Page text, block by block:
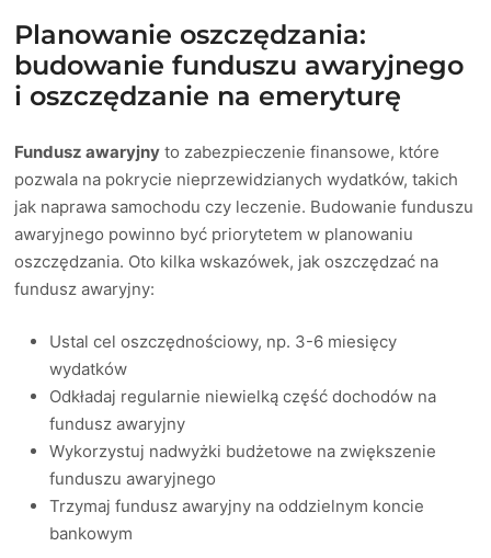
Planowanie oszczędzania:
budowanie funduszu awaryjnego
i oszczędzanie na emeryturę
Fundusz awaryjny to zabezpieczenie finansowe, które
pozwala na pokrycie nieprzewidzianych wydatków, takich
jak naprawa samochodu czy leczenie. Budowanie funduszu
awaryjnego powinno być priorytetem w planowaniu
oszczędzania. Oto kilka wskazówek, jak oszczędzać na
fundusz awaryjny:
Ustal cel oszczędnościowy, np. 3-6 miesięcy
wydatków
Odkładaj regularnie niewielką część dochodów na
fundusz awaryjny
Wykorzystuj nadwyżki budżetowe na zwiększenie
funduszu awaryjnego
Trzymaj fundusz awaryjny na oddzielnym koncie
bankowym